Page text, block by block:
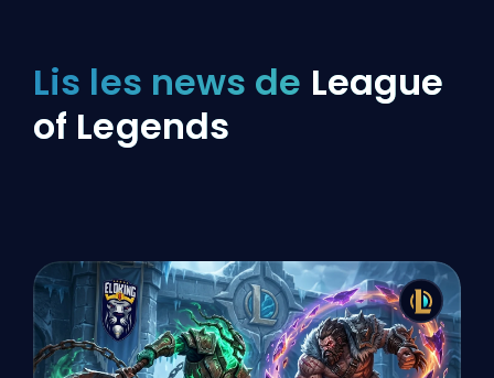
Lis les news de League
of Legends